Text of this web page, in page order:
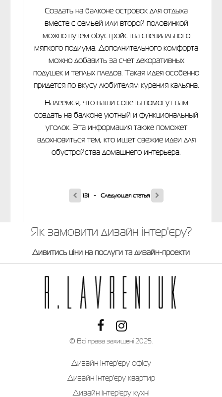
Создать на балконе островок для отдыха
вместе с семьей или второй половинкой
можно путем обустройства специального
мягкого подиума. Дополнительного комфорта
можно добавить за счет декоративных
подушек и теплых пледов. Такая идея особенно
придется по вкусу любителям курения кальяна.
Надеемся, что наши советы помогут вам
создать на балконе уютный и функциональный
уголок. Эта информация также поможет
вдохновиться тем, кто ищет свежие идеи для
обустройства домашнего интерьера.
131 - Следующая статья
Як замовити дизайн інтер'єру?
Дивитись ціни на послуги та дизайн-проекти
© Всі права захищені 2025.
Дизайн інтер'єру офісу
Дизайн інтер'єру квартир
Дизайн інтер'єру кухні